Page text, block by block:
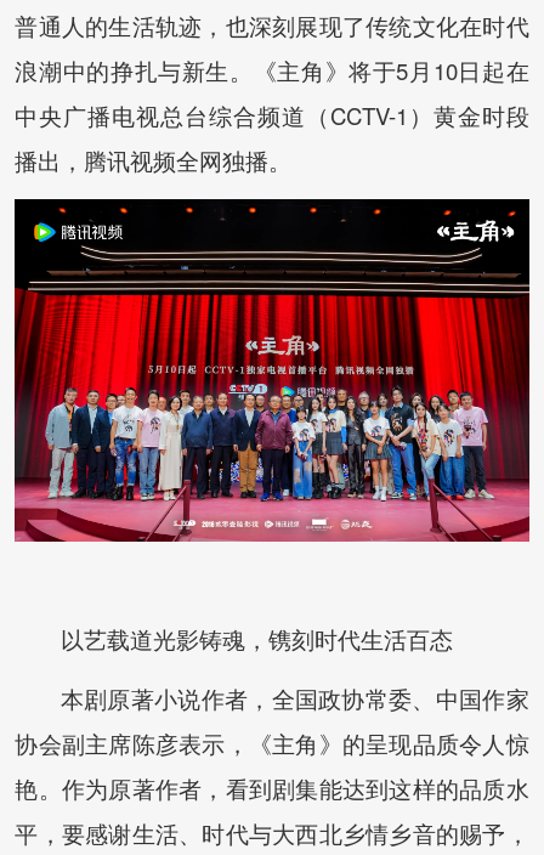
普通人的生活轨迹，也深刻展现了传统文化在时代
浪潮中的挣扎与新生。《主角》将于5月10日起在
中央广播电视总台综合频道（CCTV-1）黄金时段
播出，腾讯视频全网独播。
以艺载道光影铸魂，镌刻时代生活百态
本剧原著小说作者，全国政协常委、中国作家
协会副主席陈彦表示，《主角》的呈现品质令人惊
艳。作为原著作者，看到剧集能达到这样的品质水
平，要感谢生活、时代与大西北乡情乡音的赐予，